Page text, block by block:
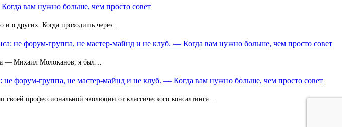
вам нужно больше, чем просто совет
и о других. Когда проходишь через…
не форум-группа, не мастер-майнд и не клуб. — Когда вам нужно больше, чем просто совет
— Михаил Молоканов, я был…
не форум-группа, не мастер-майнд и не клуб. — Когда вам нужно больше, чем просто совет
профессиональной эволюции от классического консалтинга…